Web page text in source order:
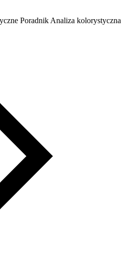
Poradnik Analiza kolorystyczna